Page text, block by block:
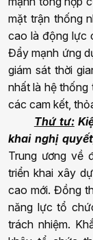
mặt trận thống
cao là động lực
Đẩy mạnh ứng
giám sát thời
nhất là hệ thống
các cam kết,
Thứ tư:
khainghị quyết
Trung ương về
triển khai xây
cao mới. Đồng
năng lực tổ
trách nhiệm.